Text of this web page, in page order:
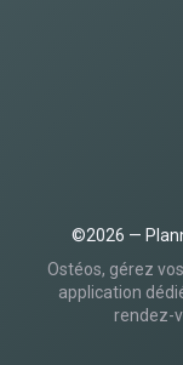
©2026 —
Ostéos, gérez
application
rendez-